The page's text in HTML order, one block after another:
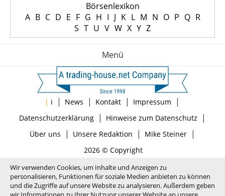
Börsenlexikon
A B C D E F G H I J K L M N O P Q R
S T U V W X Y Z
Menü
| i | News | Kontakt | Impressum |
Datenschutzerklärung| Hinweise zum Datenschutz |
Über uns | Unsere Redaktion | Mike Steiner|
2026 © Copyright
Wir verwenden Cookies, um Inhalte und Anzeigen zu
personalisieren, Funktionen für soziale Medien anbieten zu können
und die Zugriffe auf unsere Website zu analysieren. Außerdem geben